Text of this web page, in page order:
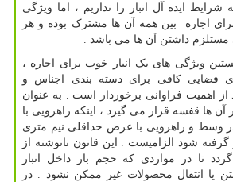
ایده آل انبار را نداریم ، اما ویژگی
اجاره بین همه آن ها مشترک بوده و هر
مستلزم داشتن آن ها می باشد .
ویژگی های یک انبار خوب برای اجاره ،
فضایی کافی برای دسته بندی اجناس و
از اهمیت فراوانی برخوردار است . به عنوان
آن ها قفسه قرار می گیرد ، اینکه راهرویی با
متر در وسط و راهرویی با عرض حداقلی نیم متری
گرفته شود الزامیست . این قانون نانوشته از
تا در مواردی که حجم بار داخل انبار
یا انتقال محصولات غیر ممکن نشود . در